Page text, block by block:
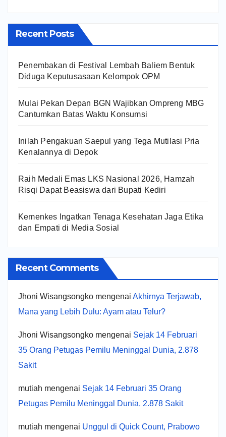
Recent Posts
Penembakan di Festival Lembah Baliem Bentuk
Diduga Keputusasaan Kelompok OPM
Mulai Pekan Depan BGN Wajibkan Ompreng MBG
Cantumkan Batas Waktu Konsumsi
Inilah Pengakuan Saepul yang Tega Mutilasi Pria
Kenalannya di Depok
Raih Medali Emas LKS Nasional 2026, Hamzah
Risqi Dapat Beasiswa dari Bupati Kediri
Kemenkes Ingatkan Tenaga Kesehatan Jaga Etika
dan Empati di Media Sosial
Recent Comments
Jhoni Wisangsongko mengenai Akhirnya Terjawab,
Mana yang Lebih Dulu: Ayam atau Telur?
Jhoni Wisangsongko mengenai Sejak 14 Februari
35 Orang Petugas Pemilu Meninggal Dunia, 2.878
Sakit
mutiah mengenai Sejak 14 Februari 35 Orang
Petugas Pemilu Meninggal Dunia, 2.878 Sakit
mutiah mengenai Unggul di Quick Count, Prabowo